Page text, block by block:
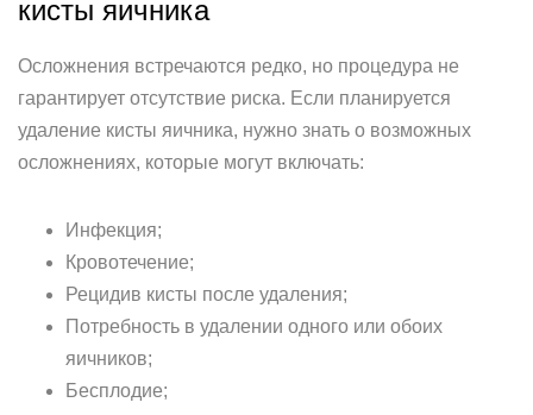
кисты яичника
Осложнения встречаются редко, но процедура не
гарантирует отсутствие риска. Если планируется
удаление кисты яичника, нужно знать о возможных
осложнениях, которые могут включать:
Инфекция;
Кровотечение;
Рецидив кисты после удаления;
Потребность в удалении одного или обоих
яичников;
Бесплодие;